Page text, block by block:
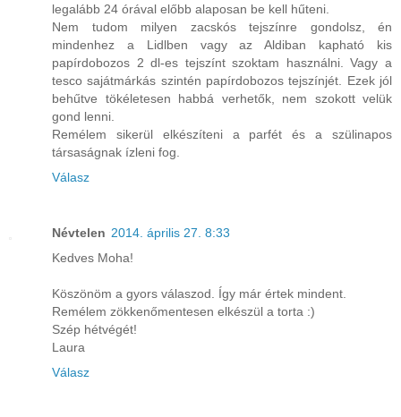
legalább 24 órával előbb alaposan be kell hűteni.
Nem tudom milyen zacskós tejszínre gondolsz, én
mindenhez a Lidlben vagy az Aldiban kapható kis
papírdobozos 2 dl-es tejszínt szoktam használni. Vagy a
tesco sajátmárkás szintén papírdobozos tejszínjét. Ezek jól
behűtve tökéletesen habbá verhetők, nem szokott velük
gond lenni.
Remélem sikerül elkészíteni a parfét és a szülinapos
társaságnak ízleni fog.
Válasz
Névtelen 2014. április 27. 8:33
Kedves Moha!
Köszönöm a gyors válaszod. Így már értek mindent.
Remélem zökkenőmentesen elkészül a torta :)
Szép hétvégét!
Laura
Válasz